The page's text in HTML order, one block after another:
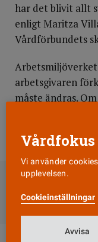
har det blivit allt
enligt Maritza
Vårdförbundets
arbetsgivaren
måste ändras.
november i år
DELA
Till
Vi använder
upplevelsen.
Cookieinställningar
Avvisa